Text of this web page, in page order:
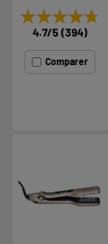
★★★★★
★★★★★
4.7/5 (394)
Comparer